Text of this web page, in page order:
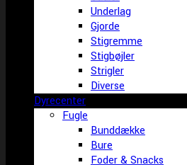
Underlag
Gjorde
Stigremme
Stigbøjler
Strigler
Diverse
Dyrecenter
Fugle
Bunddække
Bure
Foder & Snacks